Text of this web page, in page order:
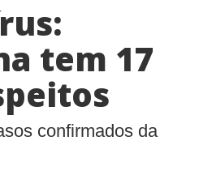
BUSCAR
tem 17
confirmados da